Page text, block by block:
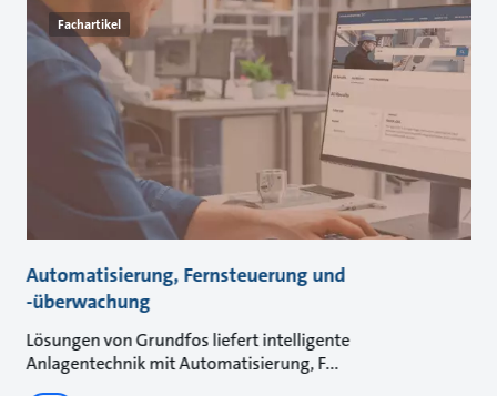
Fachartikel
Automatisierung, Fernsteuerung und
-überwachung
Lösungen von Grundfos liefert intelligente
Anlagentechnik mit Automatisierung, F